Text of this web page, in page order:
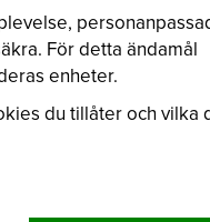
För detta ändamål
enheter.
du tillåter och vilka